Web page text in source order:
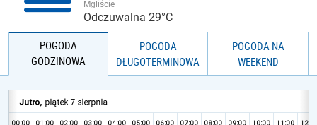
Mgliście
Odczuwalna 29°C
POGODA
GODZINOWA
POGODA
DŁUGOTERMINOWA
POGODA NA
WEEKEND